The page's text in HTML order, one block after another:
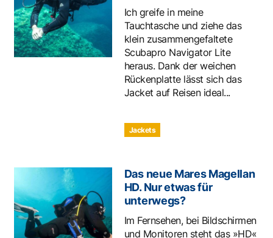
Ich greife in meine
Tauchtasche und ziehe das
klein zusammengefaltete
Scubapro Navigator Lite
heraus. Dank der weichen
Rückenplatte lässt sich das
Jacket auf Reisen ideal...
Jackets
Das neue Mares Magellan
HD. Nur etwas für
unterwegs?
Im Fernsehen, bei Bildschirmen
und Monitoren steht das »HD«